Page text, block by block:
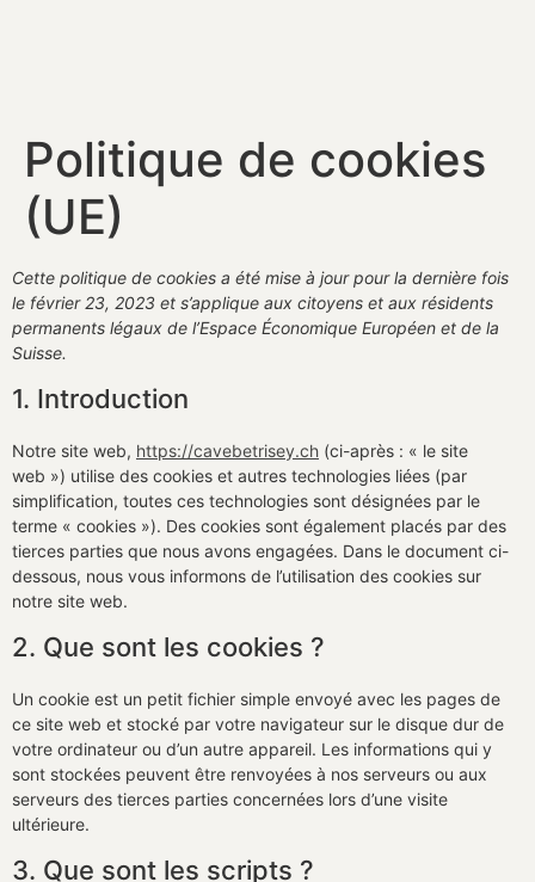
Politique de cookies
(UE)
Cette politique de cookies a été mise à jour pour la dernière fois
le février 23, 2023 et s’applique aux citoyens et aux résidents
permanents légaux de l’Espace Économique Européen et de la
Suisse.
1. Introduction
Notre site web, https://cavebetrisey.ch (ci-après : « le site
web ») utilise des cookies et autres technologies liées (par
simplification, toutes ces technologies sont désignées par le
terme « cookies »). Des cookies sont également placés par des
tierces parties que nous avons engagées. Dans le document ci-
dessous, nous vous informons de l’utilisation des cookies sur
notre site web.
2. Que sont les cookies ?
Un cookie est un petit fichier simple envoyé avec les pages de
ce site web et stocké par votre navigateur sur le disque dur de
votre ordinateur ou d’un autre appareil. Les informations qui y
sont stockées peuvent être renvoyées à nos serveurs ou aux
serveurs des tierces parties concernées lors d’une visite
ultérieure.
3. Que sont les scripts ?